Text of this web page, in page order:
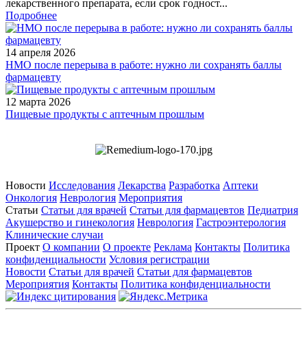
лекарственного препарата, если срок годност...
Подробнее
14 апреля 2026
НМО после перерыва в работе: нужно ли сохранять баллы
фармацевту
12 марта 2026
Пищевые продукты с аптечным прошлым
Новости Исследования Лекарства Разработка Аптеки
Онкология Неврология Мероприятия
Статьи Статьи для врачей Статьи для фармацевтов Педиатрия
Акушерство и гинекология Неврология Гастроэнтерология
Клинические случаи
Проект О компании О проекте Реклама Контакты Политика
конфиденциальности Условия регистрации
Новости Статьи для врачей Статьи для фармацевтов
Мероприятия Контакты Политика конфиденциальности